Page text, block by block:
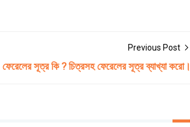
Previous Post
ফেরেলের সূত্র কি ? চিত্রসহ ফেরেলের সূত্র ব্যাখ্যা করো।